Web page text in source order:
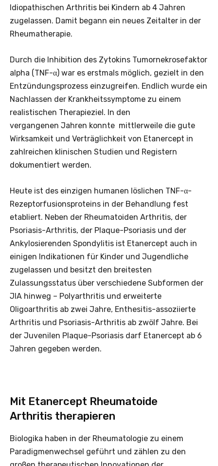
Idiopathischen Arthritis bei Kindern ab 4 Jahren
zugelassen. Damit begann ein neues Zeitalter in der
Rheumatherapie.
Durch die Inhibition des Zytokins Tumornekrosefaktor
alpha (TNF-α) war es erstmals möglich, gezielt in den
Entzündungsprozess einzugreifen. Endlich wurde ein
Nachlassen der Krankheitssymptome zu einem
realistischen Therapieziel. In den
vergangenen Jahren konnte mittlerweile die gute
Wirksamkeit und Verträglichkeit von Etanercept in
zahlreichen klinischen Studien und Registern
dokumentiert werden.
Heute ist des einzigen humanen löslichen TNF-α-
Rezeptorfusionsproteins in der Behandlung fest
etabliert. Neben der Rheumatoiden Arthritis, der
Psoriasis-Arthritis, der Plaque-Psoriasis und der
Ankylosierenden Spondylitis ist Etanercept auch in
einigen Indikationen für Kinder und Jugendliche
zugelassen und besitzt den breitesten
Zulassungsstatus über verschiedene Subformen der
JIA hinweg – Polyarthritis und erweiterte
Oligoarthritis ab zwei Jahre, Enthesitis-assoziierte
Arthritis und Psoriasis-Arthritis ab zwölf Jahre. Bei
der Juvenilen Plaque-Psoriasis darf Etanercept ab 6
Jahren gegeben werden.
Mit Etanercept Rheumatoide
Arthritis therapieren
Biologika haben in der Rheumatologie zu einem
Paradigmenwechsel geführt und zählen zu den